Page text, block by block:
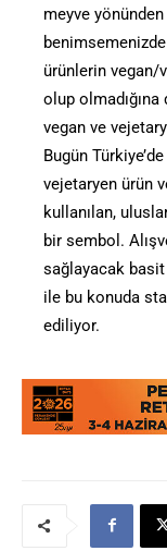
meyve
benimsemenizde
ürünlerin vegan/
olup
vegan ve
Bugün
vejetaryen ürün
kullanılan,
bir sembol.
sağlayacak basit
ile bu konuda
ediliyor.